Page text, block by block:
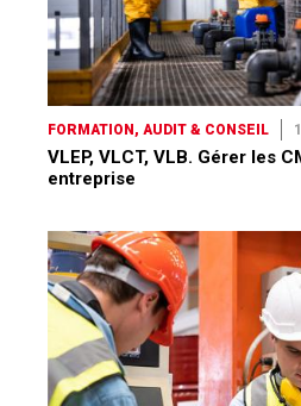
FORMATION, AUDIT & CONSEIL
VLEP, VLCT, VLB. Gérer les
entreprise